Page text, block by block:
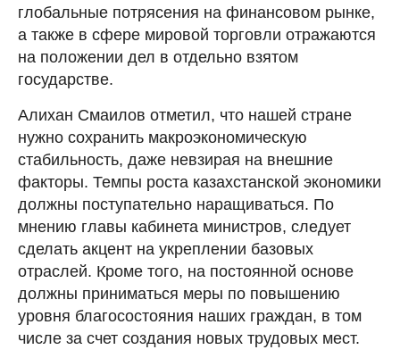
глобальные потрясения на финансовом рынке,
а также в сфере мировой торговли отражаются
на положении дел в отдельно взятом
государстве.
Алихан Смаилов отметил, что нашей стране
нужно сохранить макроэкономическую
стабильность, даже невзирая на внешние
факторы. Темпы роста казахстанской экономики
должны поступательно наращиваться. По
мнению главы кабинета министров, следует
сделать акцент на укреплении базовых
отраслей. Кроме того, на постоянной основе
должны приниматься меры по повышению
уровня благосостояния наших граждан, в том
числе за счет создания новых трудовых мест.